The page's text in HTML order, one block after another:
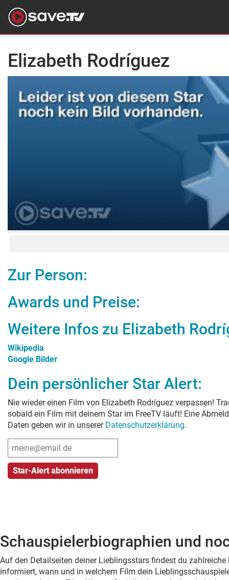
Elizabeth Rodríguez
Zur Person:
Awards und Preise:
Weitere Infos zu Elizabeth
Wikipedia
Google Bilder
Dein persönlicher Star Alert:
Nie wieder einen Film von Elizabeth Rodríguez verpassen!
sobald ein Film mit deinem Star im FreeTV läuft! Eine
Daten geben wir in unserer Datenschutzerklärung.
Schauspielerbiographien und
Auf den Detailseiten deiner Lieblingsstars findest du
informiert, wann und in welchem Film dein